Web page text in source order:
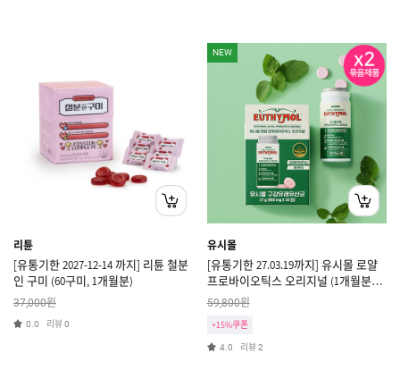
리튠
[유통기한 2027-12-14 까지] 리튠 철분
인 구미 (60구미, 1개월분)
37,000원
0.0 리뷰0
NEW
유시몰
[유통기한 27.03.19까지] 유시몰 로얄
프로바이오틱스 오리지널 (1개월분×2
개)
59,800원
+15%쿠폰
4.0 리뷰2